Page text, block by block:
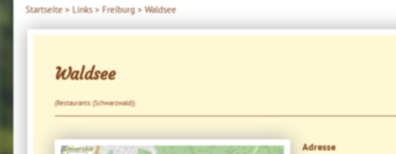
Startseite > Links > Freiburg >Waldsee
Waldsee
(Restaurants (Schwarzwald))
Adresse